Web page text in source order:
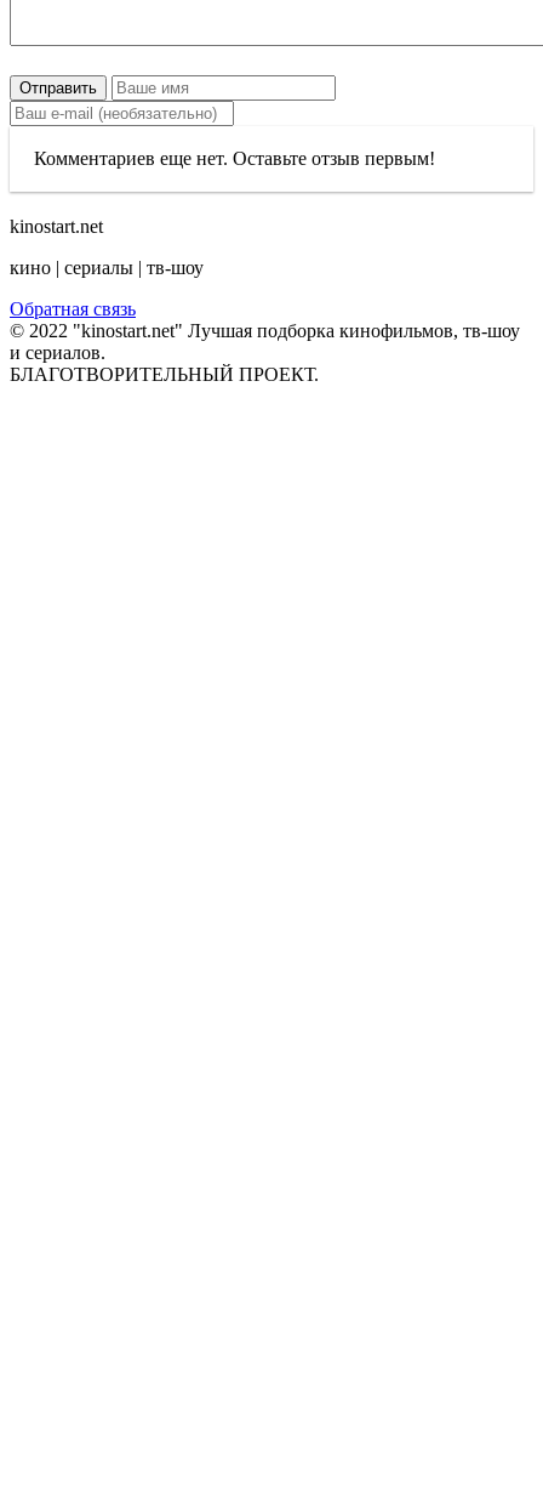
Отправить
Комментариев еще нет. Оставьте отзыв первым!
kinostart.net
кино | сериалы | тв-шоу
Обратная связь
© 2022 "kinostart.net" Лучшая подборка кинофильмов, тв-шоу
и сериалов.
БЛАГОТВОРИТЕЛЬНЫЙ ПРОЕКТ.